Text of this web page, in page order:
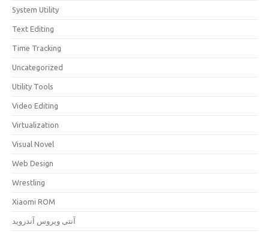
System Utility
Text Editing
Time Tracking
Uncategorized
Utility Tools
Video Editing
Virtualization
Visual Novel
Web Design
Wrestling
Xiaomi ROM
آنتی ویروس آندروید